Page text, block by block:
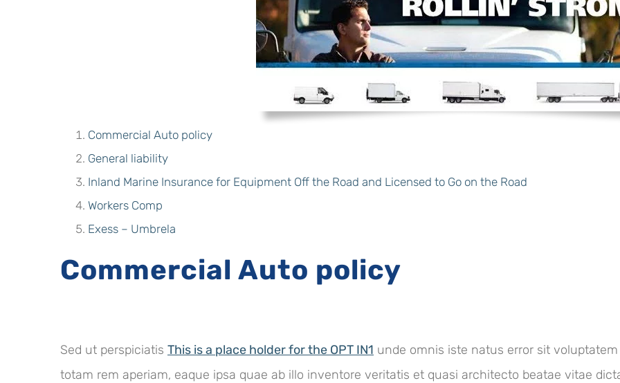
Commercial Auto policy
General liability
Inland Marine Insurance for Equipment Off the Road and Licensed to Go on the Road
Workers Comp
Exess – Umbrela
Commercial Auto policy
Sed ut perspiciatis This is a place holder for the OPT IN1 unde omnis iste natus error sit
totam rem aperiam, eaque ipsa quae ab illo inventore veritatis et quasi architecto beatae vitae